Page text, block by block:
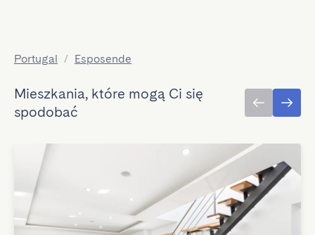
Portugal / Esposende
Mieszkania, które mogą Ci się
spodobać